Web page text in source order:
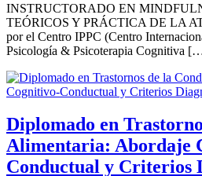
INSTRUCTORADO EN
TEÓRICOS Y PRÁCTICA DE LA
por el Centro IPPC (Centro
Psicología & Psicoterapia Cognitiva
Diplomado en
Alimentaria: Abordaje
Conductual y Criterios